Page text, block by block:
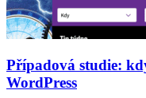
Případová studie:
WordPress